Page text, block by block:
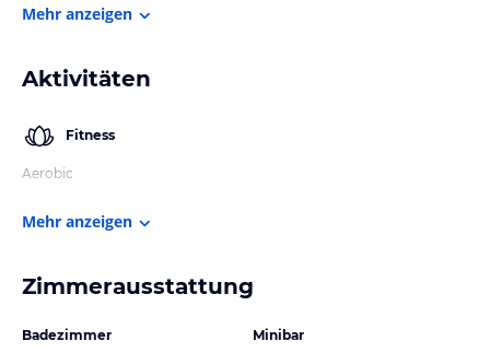
Mehr anzeigen
Aktivitäten
Fitness
Aerobic
Mehr anzeigen
Zimmerausstattung
Badezimmer
Minibar